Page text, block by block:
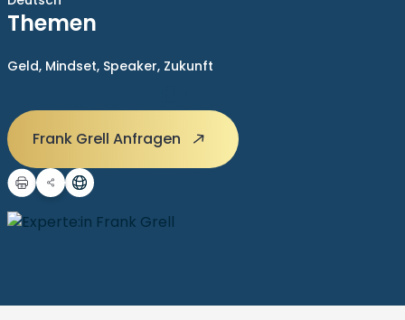
Themen
Geld, Mindset, Speaker, Zukunft
Frank Grell Anfragen